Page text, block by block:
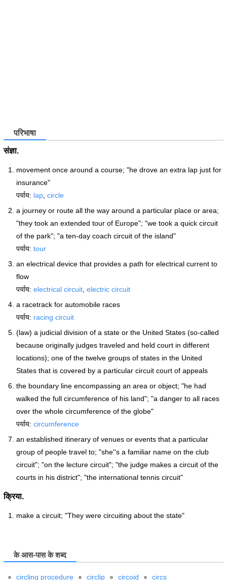
परिभाषा
संज्ञा.
movement once around a course; "he drove an extra lap just for
insurance"
पर्याय: lap circle
a journey or route all the way around a particular place or area;
"they took an extended tour of Europe"; "we took a quick circuit
of the park"; "a ten-day coach circuit of the island"
पर्याय: tour
an electrical device that provides a path for electrical current to
flow
पर्याय: electrical circuit electric circuit
a racetrack for automobile races
पर्याय: racing circuit
(law) a judicial division of a state or the United States (so-called
because originally judges traveled and held court in different
locations); one of the twelve groups of states in the United
States that is covered by a particular circuit court of appeals
the boundary line encompassing an area or object; "he had
walked the full circumference of his land"; "a danger to all races
over the whole circumference of the globe"
पर्याय: circumference
an established itinerary of venues or events that a particular
group of people travel to; "she''s a familiar name on the club
circuit"; "on the lecture circuit"; "the judge makes a circuit of the
courts in his district"; "the international tennis circuit"
क्रिया.
make a circuit; "They were circuiting about the state"
के आस-पास के शब्द
circling procedure circlip circoid circs